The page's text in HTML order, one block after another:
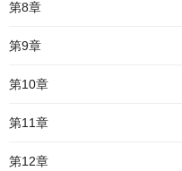
第8章
第9章
第10章
第11章
第12章